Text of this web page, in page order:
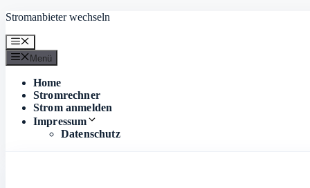
Zum
springen
Stromanbieter wechseln
Menü
Menü
Home
Stromrechner
Strom anmelden
Impressum
Datenschutz